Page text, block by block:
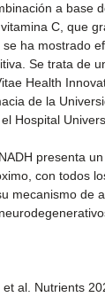
a base
C, que
ha mostrado
Se trata de
Health
de la
Hospital
presenta
con todos
mecanismo de
al. Nutrients